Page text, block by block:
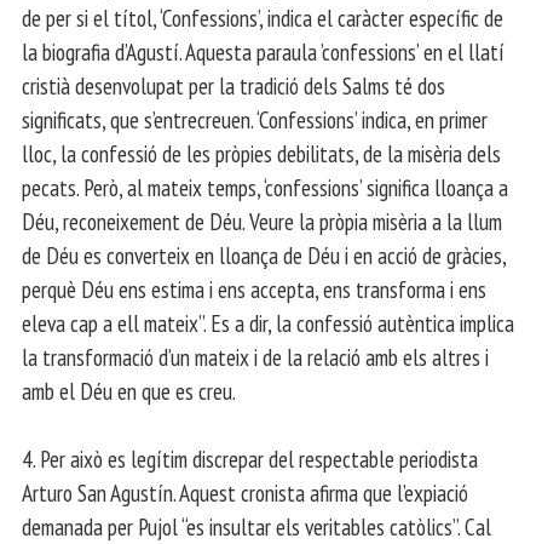
de per si el títol, ‘Confessions’, indica el caràcter específic de
la biografia d’Agustí. Aquesta paraula ’confessions’ en el llatí
cristià desenvolupat per la tradició dels Salms té dos
significats, que s’entrecreuen. ‘Confessions’ indica, en primer
lloc, la confessió de les pròpies debilitats, de la misèria dels
pecats. Però, al mateix temps, ‘confessions’ significa lloança a
Déu, reconeixement de Déu. Veure la pròpia misèria a la llum
de Déu es converteix en lloança de Déu i en acció de gràcies,
perquè Déu ens estima i ens accepta, ens transforma i ens
eleva cap a ell mateix”. Es a dir, la confessió autèntica implica
la transformació d’un mateix i de la relació amb els altres i
amb el Déu en que es creu.
4. Per això es legítim discrepar del respectable periodista
Arturo San Agustín. Aquest cronista afirma que l’expiació
demanada per Pujol “es insultar els veritables catòlics”. Cal